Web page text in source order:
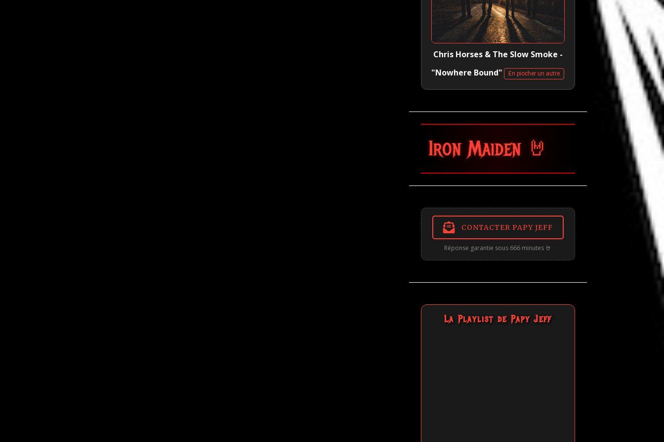
Chris Horses & The Slow Smoke -
"Nowhere Bound"
En piocher un autre
🤘 Iron Maiden 🤘
CONTACTER PAPY JEFF
Réponse garantie sous 666 minutes 🤘
La Playlist de Papy Jeff